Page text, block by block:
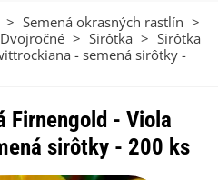
> Semená okrasných rastlín >
Dvojročné > Sirôtka > Sirôtka
- semená sirôtky -
Firnengold - Viola
sirôtky - 200 ks